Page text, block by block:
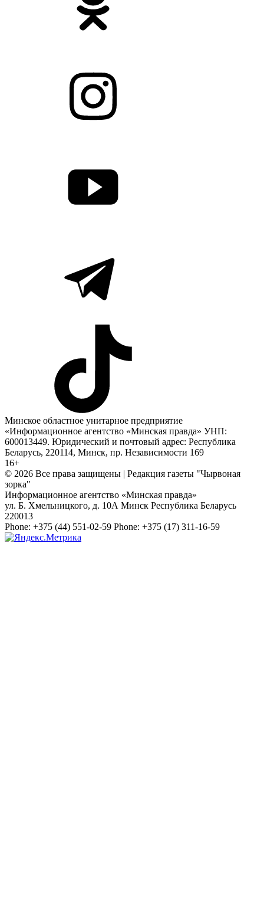
Минское областное унитарное предприятие
«Информационное агентство «Минская правда» УНП:
600013449. Юридический и почтовый адрес: Республика
Беларусь, 220114, Минск, пр. Независимости 169
16+
© 2026 Все права защищены | Редакция газеты "Чырвоная
зорка"
Информационное агентство «Минская правда»
ул. Б. Хмельницкого, д. 10А Минск Республика Беларусь
220013
Phone: +375 (44) 551-02-59 Phone: +375 (17) 311-16-59